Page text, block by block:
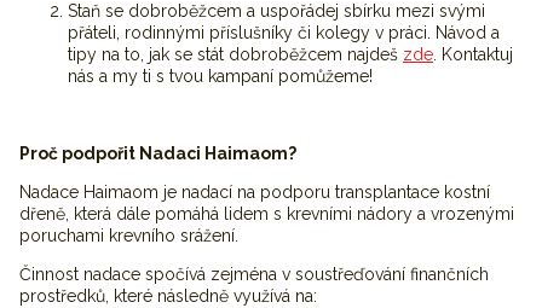
Staň se dobroběžcem a uspořádej sbírku mezi svými
přáteli, rodinnými příslušníky či kolegy v práci. Návod a
tipy na to, jak se stát dobroběžcem najdeš zde . Kontaktuj
nás a my ti s tvou kampaní pomůžeme!
Proč podpořit Nadaci Haimaom?
Nadace Haimaom je nadací na podporu transplantace kostní
dřeně, která dále pomáhá lidem s krevními nádory a vrozenými
poruchami krevního srážení.
Činnost nadace spočívá zejména v soustřeďování finančních
prostředků , které následně využívá na: